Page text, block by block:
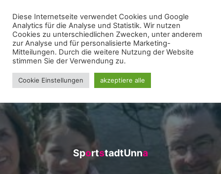
Inhalt
springen
WIR FÜR UNNA - VEREIN
Spo
orts
stadtUnna
a
Diese Internetseite verwendet Cookies und Google
Analytics für die Analyse und Statistik. Wir nutzen
Cookies zu unterschiedlichen Zwecken, unter anderem
zur Analyse und für personalisierte Marketing-
Mitteilungen. Durch die weitere Nutzung der Website
stimmen Sie der Verwendung zu.
Cookie Einstellungen akzeptiere alle